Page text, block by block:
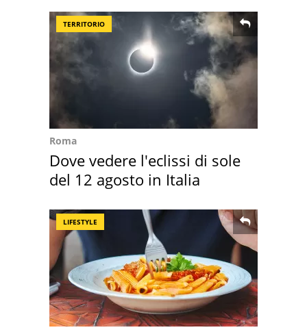
TERRITORIO
Roma
Dove vedere l'eclissi di sole
del 12 agosto in Italia
LIFESTYLE